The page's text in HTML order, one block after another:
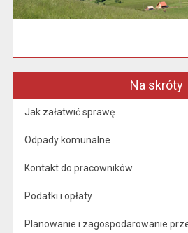
Na skróty
Jak załatwić sprawę
Odpady komunalne
Kontakt do pracowników
Podatki i opłaty
Planowanie i zagospodarowanie